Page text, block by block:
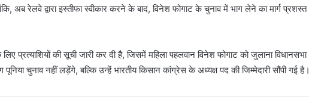
अब रेलवे द्वारा इस्तीफा स्वीकार करने के बाद, विनेश फोगाट के चुनाव में भाग लेने का मार्ग प्रशस्त
प्रत्याशियों की सूची जारी कर दी है, जिसमें महिला पहलवान विनेश फोगाट को जुलाना विधानसभा
चुनाव नहीं लड़ेंगे, बल्कि उन्हें भारतीय किसान कांग्रेस के अध्यक्ष पद की जिम्मेदारी सौंपी गई है।